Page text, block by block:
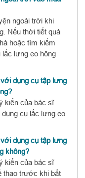
ngoài trời khi
Nếu thời tiết quá
hoặc tìm kiếm
lưng eo hông
dụng cụ tập lưng
kiến ​​của bác sĩ
cụ lắc lưng eo
dụng cụ tập lưng
không?
kiến ​​của bác sĩ
thao trước khi bắt